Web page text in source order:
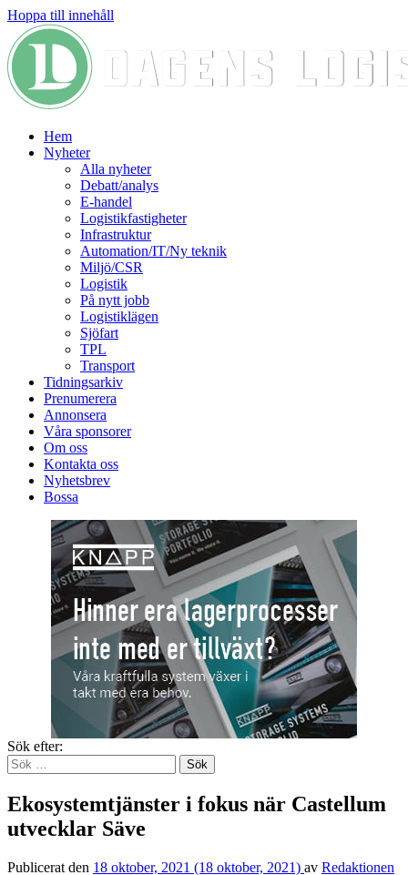
Hoppa till innehåll
Hem
Nyheter
Alla nyheter
Debatt/analys
E-handel
Logistikfastigheter
Infrastruktur
Automation/IT/Ny teknik
Miljö/CSR
Logistik
På nytt jobb
Logistiklägen
Sjöfart
TPL
Transport
Tidningsarkiv
Prenumerera
Annonsera
Våra sponsorer
Om oss
Kontakta oss
Nyhetsbrev
Bossa
Sök efter:
Ekosystemtjänster i fokus när Castellum
utvecklar Säve
Publicerat den 18 oktober, 2021 (18 oktober, 2021) av Redaktionen